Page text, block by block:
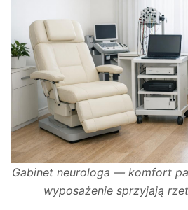
Gabinet neurologa — komfort
wyposażenie sprzyjają